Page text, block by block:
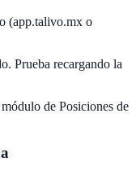
(app.talivo.mx o
Prueba recargando la
de Posiciones de